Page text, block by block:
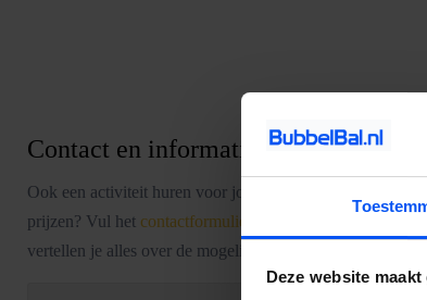
Deze website
Contact en informatie
Ook een activiteit huren voor jouw uitje? Of heb je nog
prijzen? Vul het contactformulier
in. Dan nemen wij zo
vertellen je alles over de mogelijkheden en denken graag